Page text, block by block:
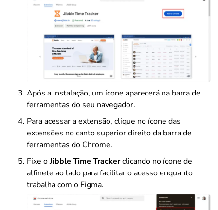
Após a instalação, um ícone aparecerá na barra de
ferramentas do seu navegador.
Para acessar a extensão, clique no ícone das
extensões no canto superior direito da barra de
ferramentas do Chrome.
Fixe oJibble Time Trackerclicando no ícone de
alfinete ao lado para facilitar o acesso enquanto
trabalha com o Figma.